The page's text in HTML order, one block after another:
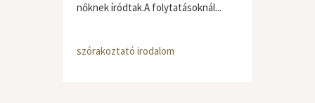
nőknek íródtak.A folytatásoknál...
szórakoztató irodalom